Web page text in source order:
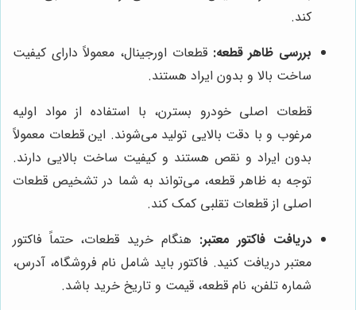
کند.
بررسی ظاهر قطعه: قطعات اورجینال، معمولاً دارای کیفیت
ساخت بالا و بدون ایراد هستند.
قطعات اصلی خودرو بسترن، با استفاده از مواد اولیه
مرغوب و با دقت بالایی تولید می‌شوند. این قطعات معمولاً
بدون ایراد و نقص هستند و کیفیت ساخت بالایی دارند.
توجه به ظاهر قطعه، می‌تواند به شما در تشخیص قطعات
اصلی از قطعات تقلبی کمک کند.
دریافت فاکتور معتبر: هنگام خرید قطعات، حتماً فاکتور
معتبر دریافت کنید. فاکتور باید شامل نام فروشگاه، آدرس،
شماره تلفن، نام قطعه، قیمت و تاریخ خرید باشد.